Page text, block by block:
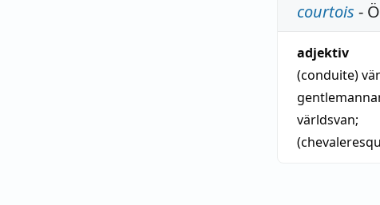
courtois -
adjektiv
(conduite)
världsvan;